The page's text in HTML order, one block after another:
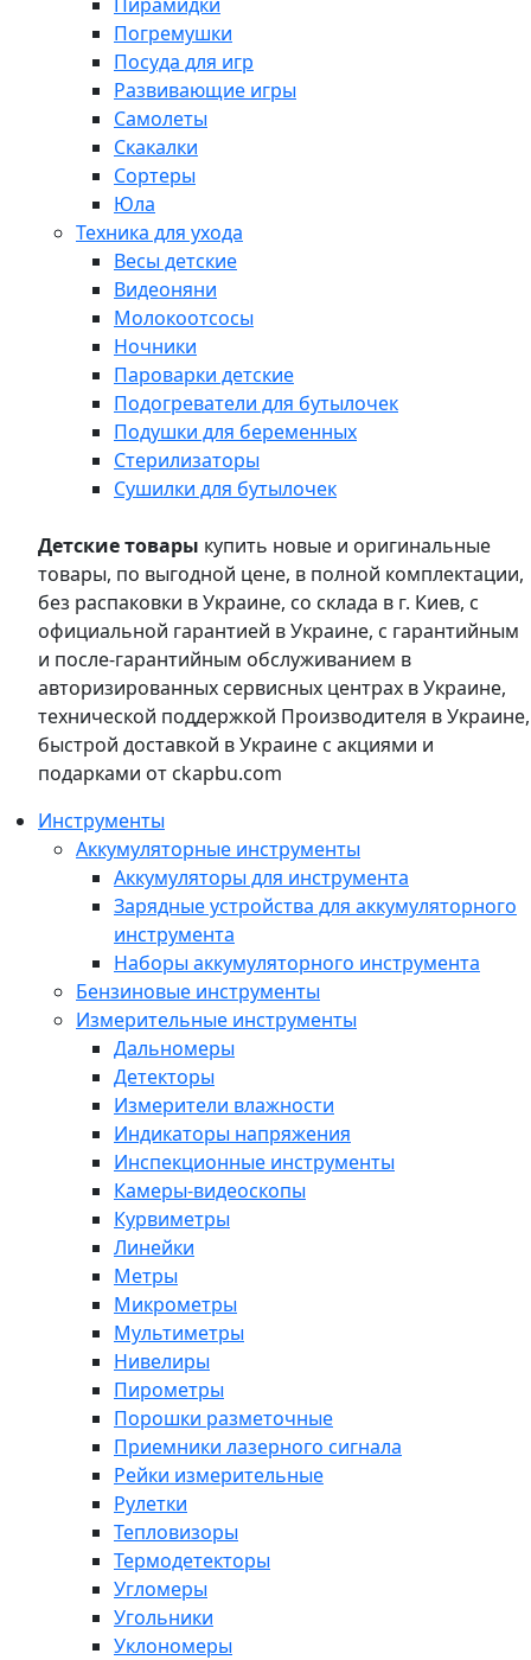
Погремушки
Посуда для игр
Развивающие игры
Самолеты
Скакалки
Сортеры
Юла
Техника для ухода
Весы детские
Видеоняни
Молокоотсосы
Ночники
Пароварки детские
Подогреватели для бутылочек
Подушки для беременных
Стерилизаторы
Сушилки для бутылочек
Детские товары купить новые и оригинальные
товары, по выгодной цене, в полной комплектации,
без распаковки в Украине, со склада в г. Киев, с
официальной гарантией в Украине, с гарантийным
и после-гарантийным обслуживанием в
авторизированных сервисных центрах в Украине,
технической поддержкой Производителя в Украине,
быстрой доставкой в Украине с акциями и
подарками от ckapbu.com
Инструменты
Аккумуляторные инструменты
Аккумуляторы для инструмента
Зарядные устройства для аккумуляторного
инструмента
Наборы аккумуляторного инструмента
Бензиновые инструменты
Измерительные инструменты
Дальномеры
Детекторы
Измерители влажности
Индикаторы напряжения
Инспекционные инструменты
Камеры-видеоскопы
Курвиметры
Линейки
Метры
Микрометры
Мультиметры
Нивелиры
Пирометры
Порошки разметочные
Приемники лазерного сигнала
Рейки измерительные
Рулетки
Тепловизоры
Термодетекторы
Угломеры
Угольники
Уклономеры